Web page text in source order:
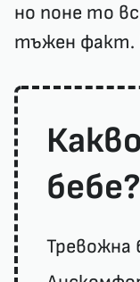
но поне то
тъжен факт.
бебе?
Тревожна